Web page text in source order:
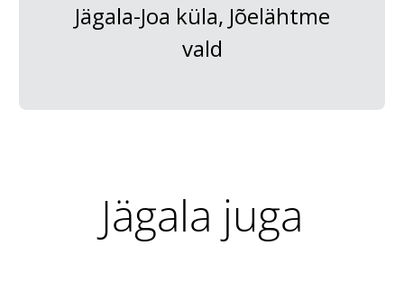
Jägala-Joa küla, Jõelähtme
vald
Jägala juga